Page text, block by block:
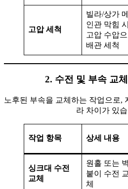
고압 세척
빌라/상가 메
인관 막힘 시
고압 수압
배관 세척
2. 수전 및 부속 교
노후된 부속을 교체하는 작업으로,
라 차이가 있
작업 항목 상세 내용
싱크대 수전
교체
원홀 또는 벽
붙이 수전 교
체